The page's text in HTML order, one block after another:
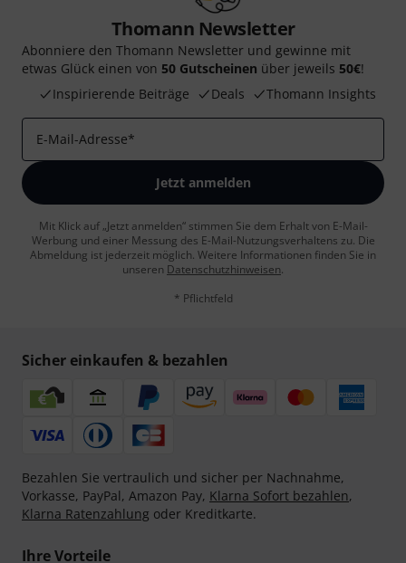
Thomann Newsletter
Abonniere den Thomann Newsletter und gewinne mit
etwas Glück einen von 50 Gutscheinen über jeweils 50€!
Inspirierende Beiträge
Deals Thomann Insights
E-Mail-Adresse*
Jetzt anmelden
Mit Klick auf „Jetzt anmelden“ stimmen Sie dem Erhalt von E-Mail-
Werbung und einer Messung des E-Mail-Nutzungsverhaltens zu. Die
Abmeldung ist jederzeit möglich. Weitere Informationen finden Sie in
unseren Datenschutzhinweisen.
* Pflichtfeld
Sicher einkaufen & bezahlen
Bezahlen Sie vertraulich und sicher per Nachnahme,
Vorkasse, PayPal, Amazon Pay, Klarna Sofort bezahlen,
Klarna Ratenzahlung oder Kreditkarte.
Ihre Vorteile